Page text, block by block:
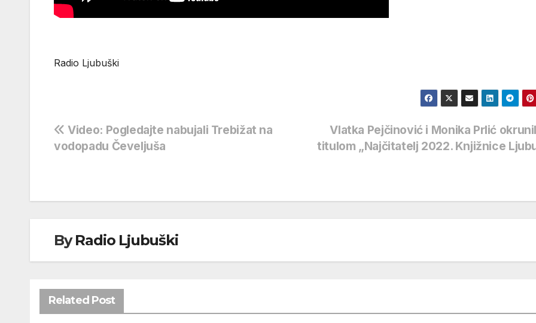
Radio Ljubuški
Navigacija
objava
Vlatka Pejčinović i Monika Prlić
titulom „Najčitatelj 2022. Knjižnice
Video: Pogledajte nabujali Trebižat na
vodopadu Čeveljuša
ByRadio Ljubuški
Related Post